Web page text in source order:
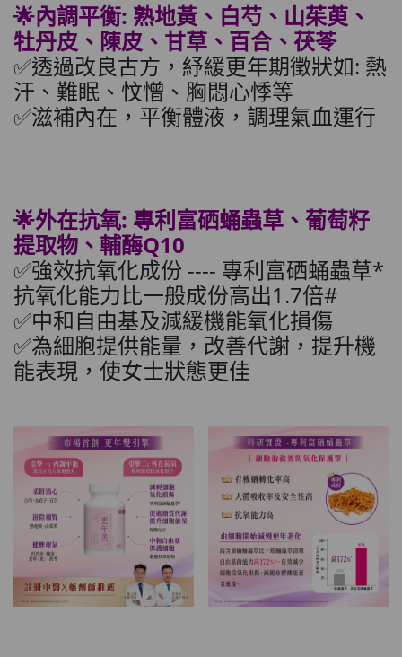
🌟內調平衡: 熟地黃、白芍、山茱萸、
牡丹皮、陳皮、甘草、百合、茯苓
✅透過改良古方，紓緩更年期徵狀如: 熱
汗、難眠、忟憎、胸悶心悸等
✅滋補內在，平衡體液，調理氣血運行
🌟外在抗氧: 專利富硒蛹蟲草、葡萄籽
提取物、輔酶Q10
✅強效抗氧化成份 ---- 專利富硒蛹蟲草*
抗氧化能力比一般成份高出1.7倍#
✅中和自由基及減緩機能氧化損傷
✅為細胞提供能量，改善代謝，提升機
能表現，使女士狀態更佳